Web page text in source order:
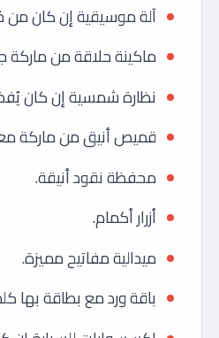
آلة موسيقية إن كان
ماكينة حلاقة من ماركة
نظارة شمسية إن كان
قميص أنيق من ماركة
محفظة نقود أنيقة.
أزرار أكمام.
ميدالية مفاتيح مميزة.
باقة ورد مع بطاقة بها